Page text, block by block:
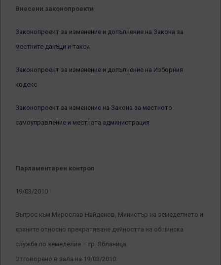
Внесени законопроекти
Законопроект за изменение и допълнение на Закона за
местните данъци и такси
Законопроект за изменение и допълнение на Изборния
кодекс
Законопроект за изменение на Закона за местното
самоуправление и местната администрация
Парламентарен контрол
19/03/2010
Въпрос към Мирослав Найденов, Министър на земеделието и
храните относно прекратяване дейността на общинска
служба по земеделие – гр. Ябланица.
Отговорено в зала на 19/03/2010.